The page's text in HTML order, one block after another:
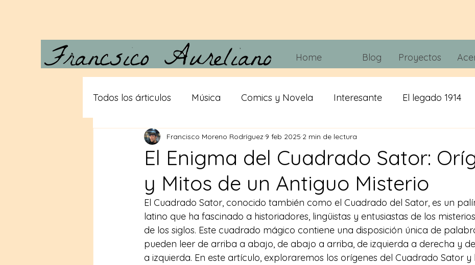
Home Blog Proyectos
Todos los árticulos Música Comics y Novela Interesante El legado 1914
Carta a Vera Desde las tripas Juegos Tecnología
Gigantes Teorias conspiracion cerveza IA Misticismo
El Enigma del Cuadrado Sator:
y Mitos de un Antiguo Misterio
Francisco Moreno Rodríguez 9 feb 2025 2 min de lectura
El Cuadrado Sator, conocido también como el Cuadrado del Sator, es un
latino que ha fascinado a historiadores, lingüistas y entusiastas de los
de los siglos. Este cuadrado mágico contiene una disposición única de
pueden leer de arriba a abajo, de abajo a arriba, de izquierda a derecha y
a izquierda. En este artículo, exploraremos los orígenes del Cuadrado Sator y